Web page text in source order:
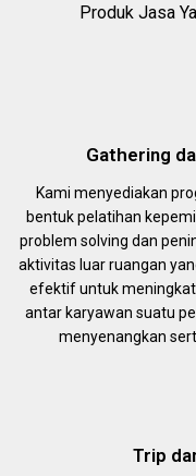
Produk Jasa
Gathering
Kami menyediakan
bentuk pelatihan
problem solving dan
aktivitas luar ruangan
efektif untuk
antar karyawan suatu
menyenangkan
Trip